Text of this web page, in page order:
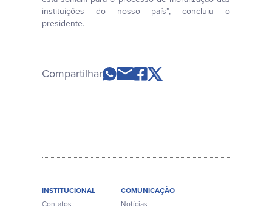
instituições do nosso país”, concluiu o
presidente.
Compartilhar
INSTITUCIONAL
Contatos
COMUNICAÇÃO
Notícias